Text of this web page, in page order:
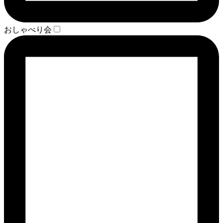
おしゃべり会